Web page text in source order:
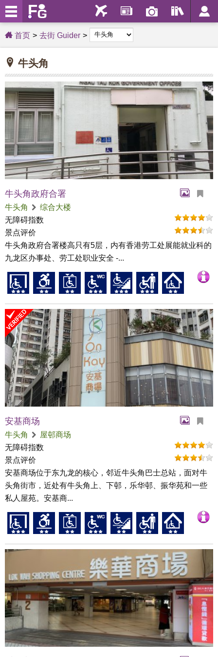
首页 去街 Guider
牛头角
牛头角政府合署
牛头角
综合大楼
无障碍指数
景点评价
牛头角政府合署楼高只有5层，内有香港劳工处展能就业科的
九龙区办事处、劳工处职业安全 -...
安基商场
牛头角
屋邨商场
无障碍指数
景点评价
安基商场位于东九龙的核心，邻近牛头角巴士总站，面对牛
头角街市，近处有牛头角上、下邨，乐华邨、振华苑和一些
私人屋苑。安基商...